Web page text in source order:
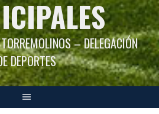
– DELEGACIÓN
DEPORTES